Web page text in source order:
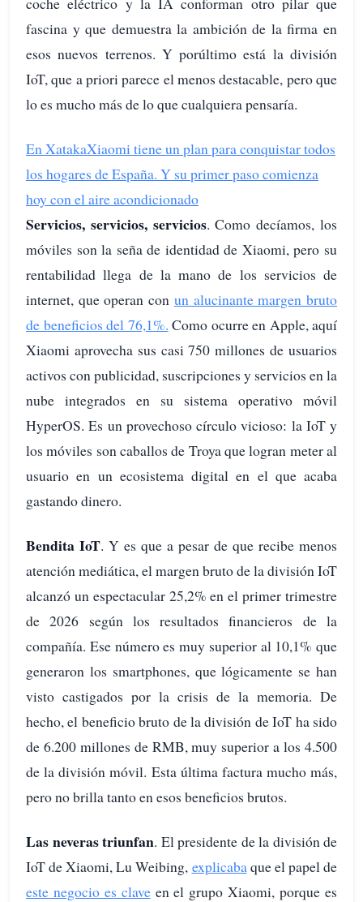
fascina y que demuestra la ambición de la firma en
esos nuevos terrenos. Y porúltimo está la división
IoT, que a priori parece el menos destacable, pero que
lo es mucho más de lo que cualquiera pensaría.
En XatakaXiaomi tiene un plan para conquistar todos
los hogares de España. Y su primer paso comienza
hoy con el aire acondicionado
Servicios, servicios, servicios. Como decíamos, los
móviles son la seña de identidad de Xiaomi, pero su
rentabilidad llega de la mano de los servicios de
internet, que operan con un alucinante margen bruto
de beneficios del 76,1%. Como ocurre en Apple, aquí
Xiaomi aprovecha sus casi 750 millones de usuarios
activos con publicidad, suscripciones y servicios en la
nube integrados en su sistema operativo móvil
HyperOS. Es un provechoso círculo vicioso: la IoT y
los móviles son caballos de Troya que logran meter al
usuario en un ecosistema digital en el que acaba
gastando dinero.
Bendita IoT. Y es que a pesar de que recibe menos
atención mediática, el margen bruto de la división IoT
alcanzó un espectacular 25,2% en el primer trimestre
de 2026 según los resultados financieros de la
compañía. Ese número es muy superior al 10,1% que
generaron los smartphones, que lógicamente se han
visto castigados por la crisis de la memoria. De
hecho, el beneficio bruto de la división de IoT ha sido
de 6.200 millones de RMB, muy superior a los 4.500
de la división móvil. Esta última factura mucho más,
pero no brilla tanto en esos beneficios brutos.
Las neveras triunfan. El presidente de la división de
IoT de Xiaomi, Lu Weibing, explicabaque el papel de
este negocio es claveen el grupo Xiaomi, porque es